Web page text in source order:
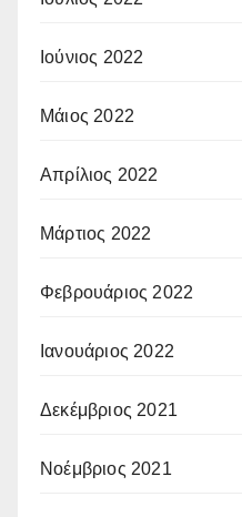
Ιούνιος 2022
Μάιος 2022
Απρίλιος 2022
Μάρτιος 2022
Φεβρουάριος 2022
Ιανουάριος 2022
Δεκέμβριος 2021
Νοέμβριος 2021